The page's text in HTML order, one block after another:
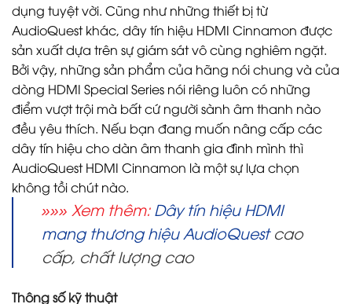
dụng tuyệt vời. Cũng như những thiết bị từ
AudioQuest khác, dây tín hiệu HDMI Cinnamon được
sản xuất dựa trên sự giám sát vô cùng nghiêm ngặt.
Bởi vậy, những sản phẩm của hãng nói chung và của
dòng HDMI Special Series nói riêng luôn có những
điểm vượt trội mà bất cứ người sành âm thanh nào
đều yêu thích. Nếu bạn đang muốn nâng cấp các
dây tín hiệu cho dàn âm thanh gia đình mình thì
AudioQuest HDMI Cinnamon là một sự lựa chọn
không tồi chút nào.
»»» Xem thêm: Dây tín hiệu HDMI
mang thương hiệu AudioQuestcao
cấp, chất lượng cao
Thông số kỹ thuật